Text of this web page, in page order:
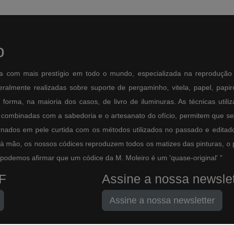
com mais prestígio em todo o mundo, especializada na reprodução
realizadas sobre suporte de pergaminho, vitela, papel,
na maioria dos casos, de livro de iluminuras. As técnicas
com a sabedoria e o artesanato do ofício, permitem que
em pele curtida com os métodos utilizados no passado e
mão, os nossos códices reproduzem todos os matizes das pinturas, o
afirmar que um códice da M. Moleiro é um 'quase-original' "
Assine a nossa
Assine a nossa newsletter